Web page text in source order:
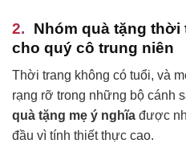
Nhóm quà tặng
cho quý cô trung niên
Thời trang không có tuổi, và
rạng rỡ trong những bộ cánh
quà tặng mẹ ý nghĩa được
đầu vì tính thiết thực cao.